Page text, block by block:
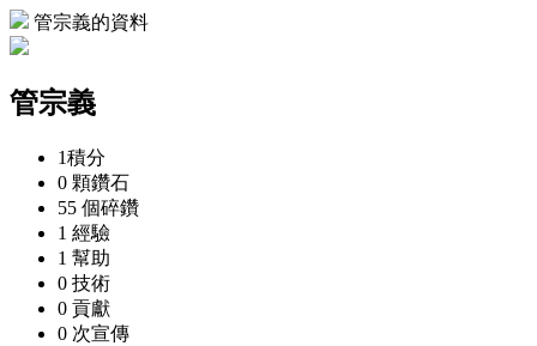
管宗義的資料
管宗義
1積分
0 顆鑽石
55 個碎鑽
1 經驗
1 幫助
0 技術
0 貢獻
0 次宣傳